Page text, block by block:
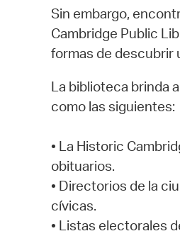
Sin embargo,
Cambridge Public
formas de descubrir
La biblioteca brinda
como las siguientes:
• La Historic
obituarios.
• Directorios de la
cívicas.
• Listas electorales